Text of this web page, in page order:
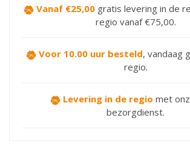
Vanaf €25,00gratis levering in de
regio vanaf €75,00.
Voor 10.00 uur besteld, vandaag
regio.
Levering in de regio met
bezorgdienst.